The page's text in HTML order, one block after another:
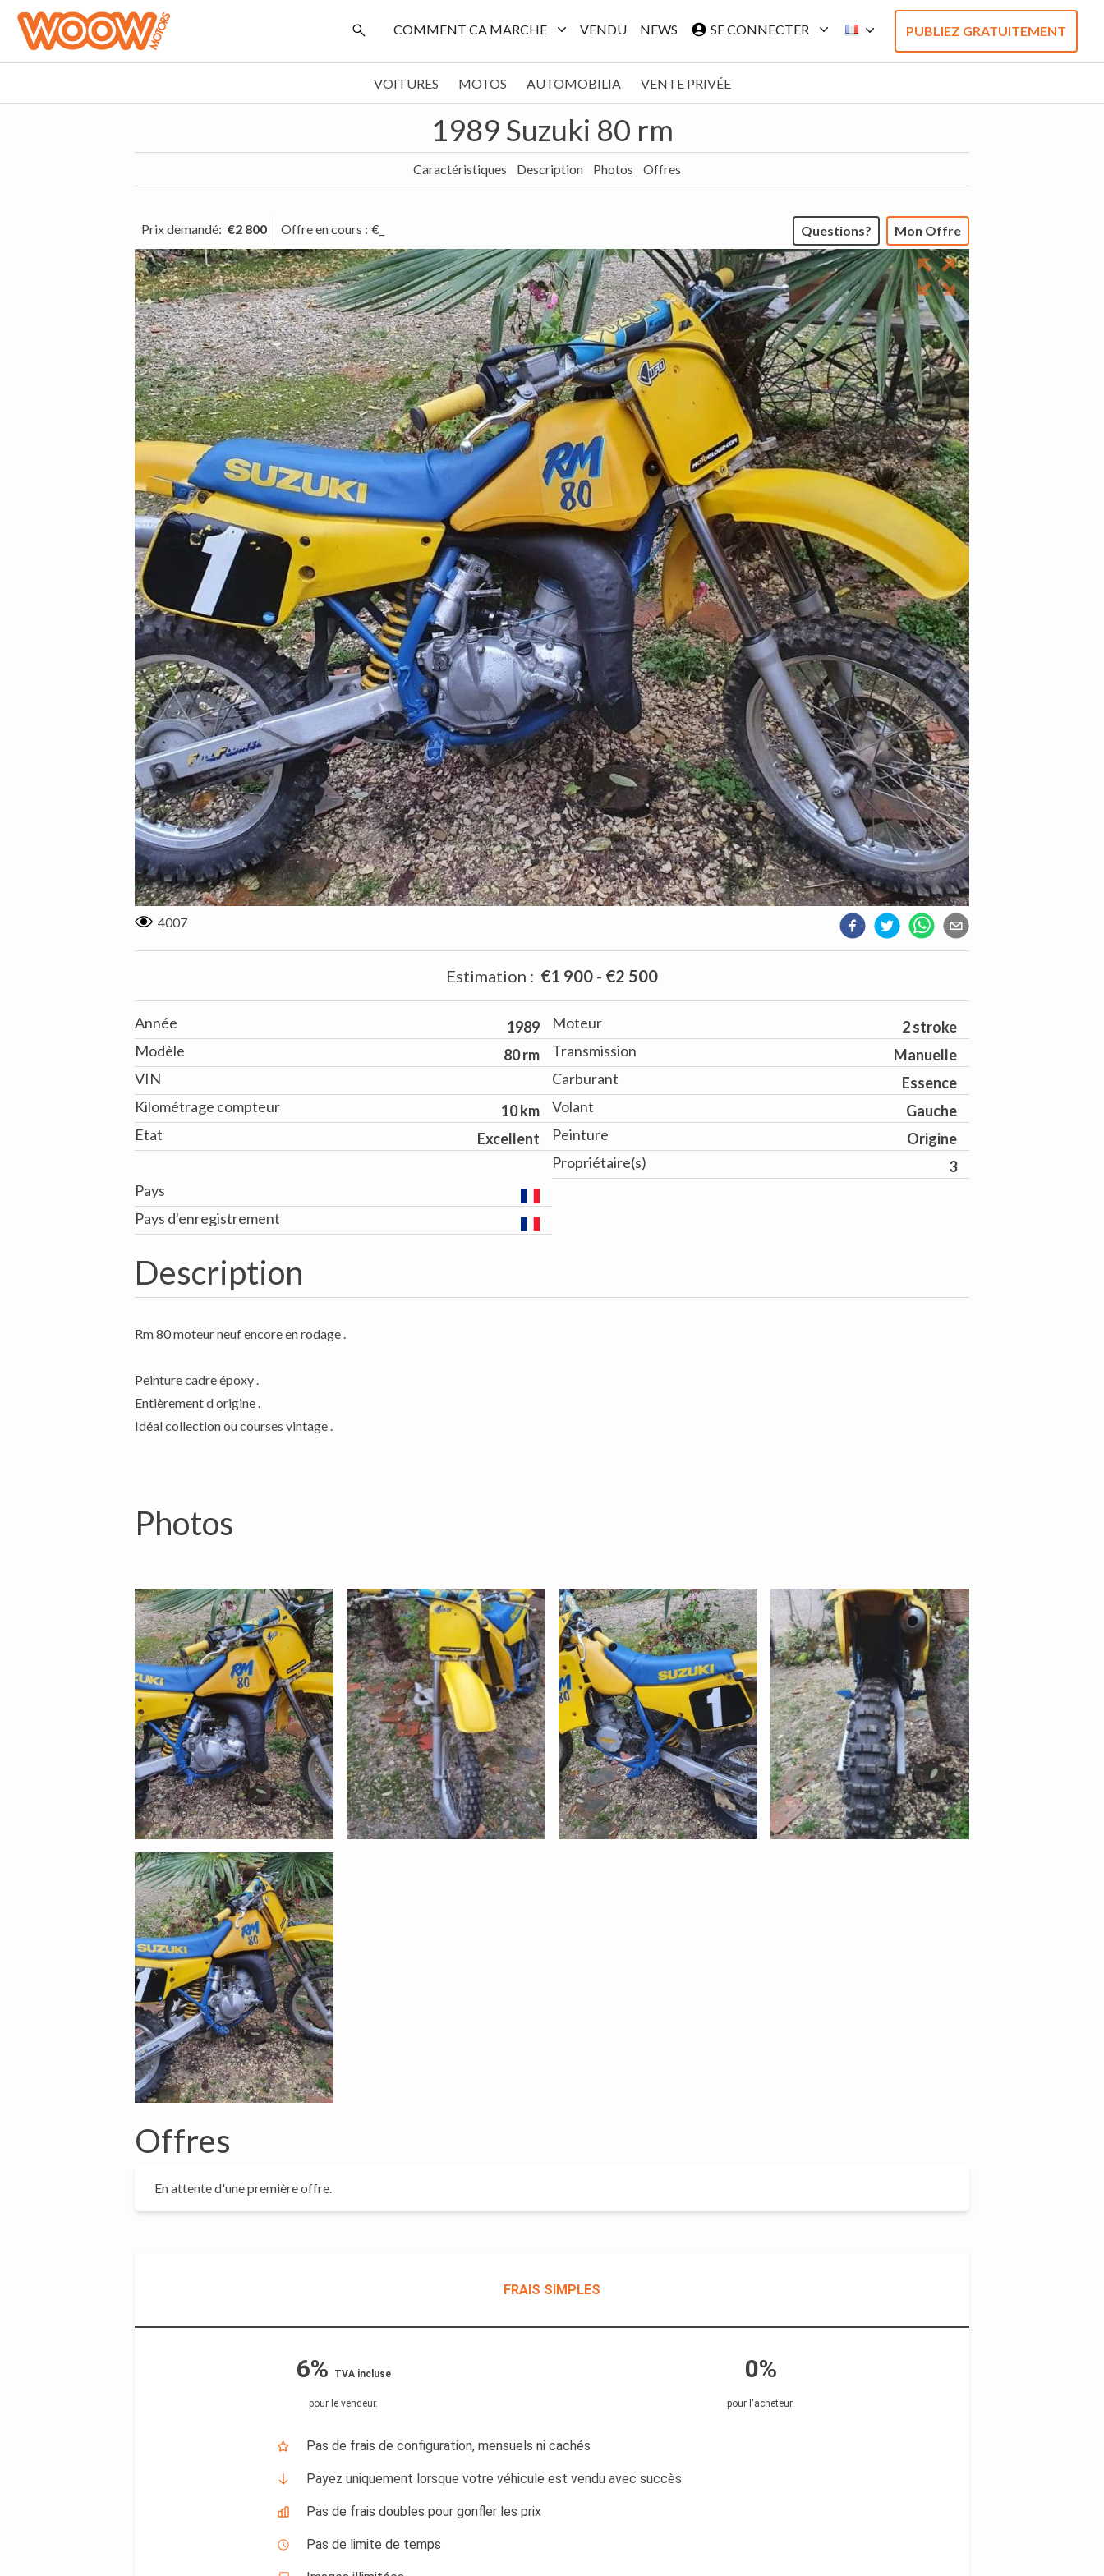
COMMENT CA MARCHE VENDU NEWS SE CONNECTER PUBLIEZ GRATUITEMENT
VOITURES MOTOS AUTOMOBILIA VENTE PRIVÉE
1989 Suzuki 80 rm
Caractéristiques Description Photos Offres
Prix demandé: €2 800 Offre en cours : €_ Questions? Mon Offre
4007
Estimation : €1 900 - €2 500
Année
1989
Modèle
80 rm
VIN
Kilométrage compteur
10 km
Etat
Excellent
Pays
Pays d'enregistrement
Moteur
2 stroke
Transmission
Manuelle
Carburant
Essence
Volant
Gauche
Peinture
Origine
Propriétaire(s)
3
Description
Rm 80 moteur neuf encore en rodage .
Peinture cadre époxy .
Entièrement d origine .
Idéal collection ou courses vintage .
Photos
Offres
En attente d'une première offre.
FRAIS SIMPLES
6% TVA incluse 0%
pour le vendeur. pour l'acheteur.
Pas de frais de configuration, mensuels ni cachés
Payez uniquement lorsque votre véhicule est vendu avec succès
Pas de frais doubles pour gonfler les prix
Pas de limite de temps